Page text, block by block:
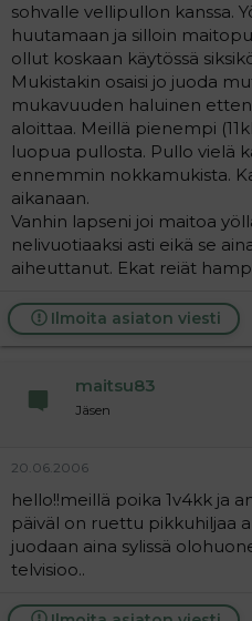
sohvalle vellipullon kanssa.
huutamaan ja silloin
ollut koskaan käytössä
Mukistakin osaisi jo juoda
mukavuuden haluinen
aloittaa. Meillä pienempi
luopua pullosta. Pullo vielä
ennemmin nokkamukista.
aikanaan.
Vanhin lapseni joi maitoa
nelivuotiaaksi asti eikä se
aiheuttanut. Ekat reiät
Ilmoita asiaton viesti
maitsu83
Jäsen
20.06.2006
hello!!meillä poika 1v4kk ja
päiväl on ruettu pikkuhiljaa
juodaan aina sylissä
telvisioo..